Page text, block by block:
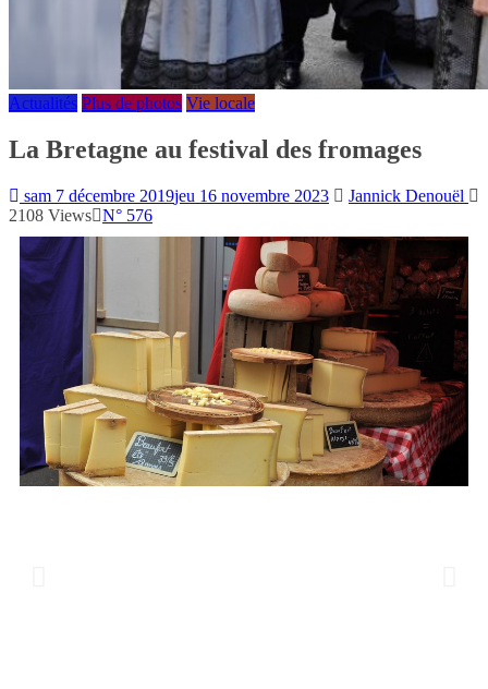
Actualités Plus de photos Vie locale
La Bretagne au festival des fromages
sam 7 décembre 2019jeu 16 novembre 2023
Jannick Denouël
2108 Views N° 576